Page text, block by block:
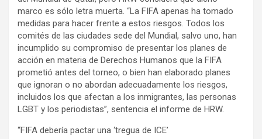
marco es sólo letra muerta. “La FIFA apenas ha tomado
medidas para hacer frente a estos riesgos. Todos los
comités de las ciudades sede del Mundial, salvo uno, han
incumplido su compromiso de presentar los planes de
acción en materia de Derechos Humanos que la FIFA
prometió antes del torneo, o bien han elaborado planes
que ignoran o no abordan adecuadamente los riesgos,
incluidos los que afectan a los inmigrantes, las personas
LGBT y los periodistas”, sentencia el informe de HRW.
“FIFA debería pactar una ‘tregua de ICE’